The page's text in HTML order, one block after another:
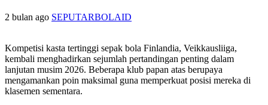
2 bulan ago SEPUTARBOLAID
Kompetisi kasta tertinggi sepak bola Finlandia, Veikkausliiga,
kembali menghadirkan sejumlah pertandingan penting dalam
lanjutan musim 2026. Beberapa klub papan atas berupaya
mengamankan poin maksimal guna memperkuat posisi mereka di
klasemen sementara.